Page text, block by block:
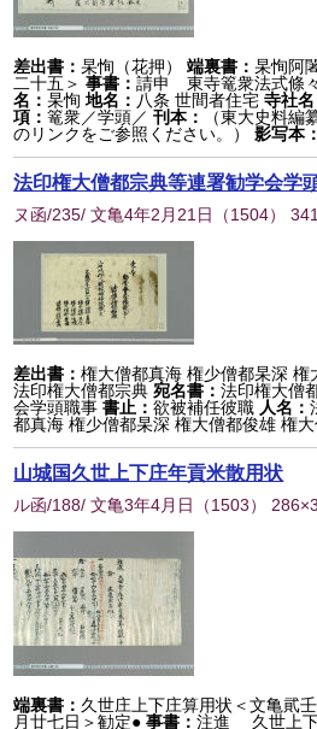
差出書：杲恂（花押） 端裏書：杲恂阿
二十五＞ 事書：請申 東寺篭衆法式條
名：杲恂 地名： 八条 世間者住宅 寺社名
項：篭衆／学頭／刊本：
（東大史料編
のリンクをご参照ください。）
影写本：
法印権大僧都宗典等連署勧学会学
ヌ函/235/ 文亀4年2月21日 （1504）
差出書：権大僧都真海 権少僧都杲深
法印権大僧都宗典 宛名書：法印権大僧
会学頭職事書止：欲被補任彼職 人名：
都真海 権少僧都杲深 権大僧都俊雄 権大
山城国久世上下庄年貢米散用状
ル函/188/ 文亀3年4月日 （1503）
端裏書： 久世庄上下庄算用状＜文亀貮
月廿七日＞勧定● 事書：注進 久世上下